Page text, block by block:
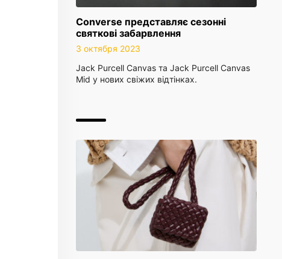
Converse представляє сезонні
святкові забарвлення
3 октября 2023
Jack Purcell Canvas та Jack Purcell Canvas
Mid у нових свіжих відтінках.